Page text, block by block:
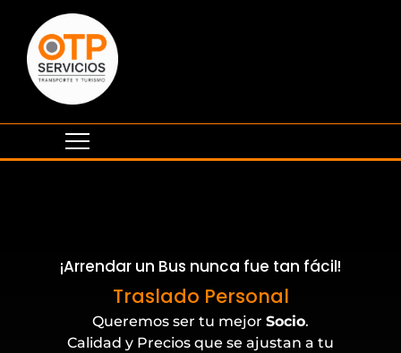
¡Arrendar un Bus nunca fue tan fácil!
Traslado Personal
Eventos Corporativos
Queremos ser tu mejor Socio.
Calidad y Precios que se ajustan a tu